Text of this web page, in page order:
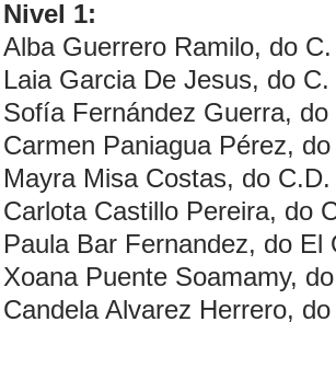
Nivel 1:
Alba Guerrero Ramilo, do
Laia Garcia De Jesus, do
Sofía Fernández Guerra,
Carmen Paniagua Pérez,
Mayra Misa Costas, do
Carlota Castillo Pereira, do
Paula Bar Fernandez, do El
Xoana Puente Soamamy,
Candela Alvarez Herrero,